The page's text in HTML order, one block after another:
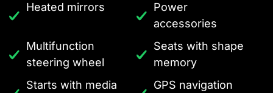
Heated mirrors
Power
accessories
Multifunction
steering wheel
Seats with shape
memory
Starts with media
GPS navigation